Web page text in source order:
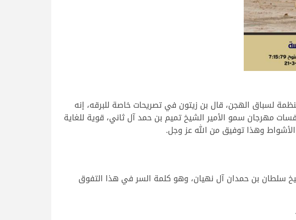
لسباق الهجن، قال بن زيتون في تصريحات خاصة للبرقه، إنه
مهرجان سمو الأمير الشيخ تميم بن حمد آل ثاني، قوية للغاية
وهذا توفيق من الله عز وجل.
سلطان بن حمدان آل نهيان، وهو كلمة السر في هذا التفوق